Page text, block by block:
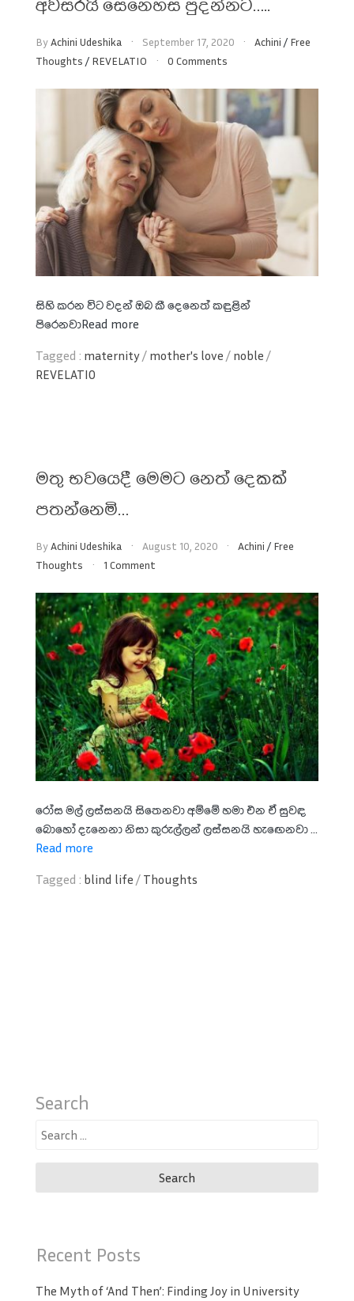
ByAchini Udeshika September 17, 2020 Achini / Free
Thoughts / REVELATIO 0 Comments
සිහි කරන විට වදන් ඔබ කී දෙනෙත් කඳුළින්
පිරෙනවාRead more
Tagged : maternity/ mother's love / noble /
REVELATIO
මතු භවයෙදී මෙමට නෙත් දෙකක්
පතන්නෙමි…
ByAchini Udeshika August 10, 2020 Achini / Free
Thoughts
1 Comment
රෝස මල් ලස්සනයි සිතෙනවා අම්මේ හමා එන ඒ සුවඳ
බොහෝ දැනෙනා නිසා කුරුල්ලන් ලස්සනයි හැඟෙනවා ...
Read more
Tagged : blind life / Thoughts
Search
Search
Recent Posts
The Myth of ‘And Then’: Finding Joy in University